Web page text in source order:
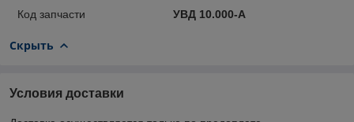
Код запчасти
УВД 10.000-А
Скрыть
Условия доставки